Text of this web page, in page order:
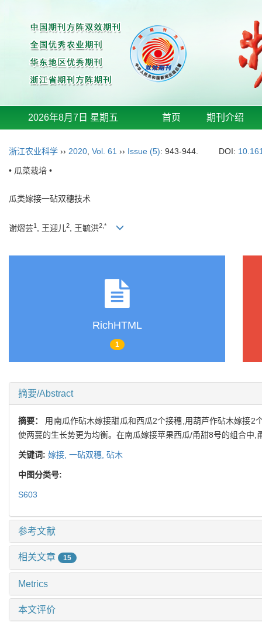
2026年8月7日 星期五 首页 期刊介绍
浙江农业科学 ›› 2020 Vol. 61 ›› Issue (5): 943-944. DOI:
• 瓜菜栽培 •
瓜类嫁接一砧双穗技术
谢熠芸1 , 王迎儿2, 王毓洪2,*
RichHTML
1
摘要/Abstract
摘要： 用南瓜作砧木嫁接甜瓜和西瓜2个接穗,用葫芦作砧木嫁接2
使两蔓的生长势更为均衡。在南瓜嫁接苹果西瓜/甬甜8号的组合中
关键词: 嫁接, 一砧双穗, 砧木
中图分类号:
S603
参考文献
相关文章 15
Metrics
本文评价